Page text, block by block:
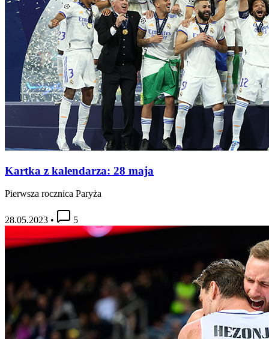
Kartka z kalendarza: 28 maja
Pierwsza rocznica Paryża
28.05.2023 • 5